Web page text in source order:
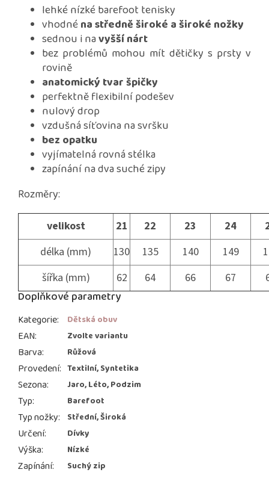
lehké nízké barefoot tenisky
vhodné na středně široké a široké nožky
sednou i navyšší nárt
bez problémů mohou mít dětičky s prsty v
rovině
anatomický tvar špičky
perfektně flexibilní podešev
nulový drop
vzdušná síťovina na svršku
bez opatku
vyjímatelná rovná stélka
zapínání na dva suché zipy
Rozměry:
velikost 21 22 23 24
délka (mm)
130 135 140 149
šířka (mm)
62 64 66 67
Doplňkové parametry
Kategorie: Dětská obuv
EAN: Zvolte variantu
Barva: Růžová
Provedení: Textilní, Syntetika
Sezona: Jaro, Léto, Podzim
Typ: Barefoot
Typ nožky: Střední, Široká
Určení: Dívky
Výška: Nízké
Zapínání: Suchý zip